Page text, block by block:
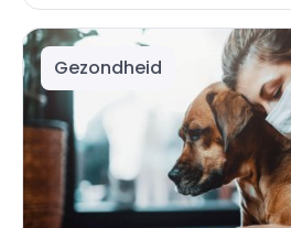
Gezondheid